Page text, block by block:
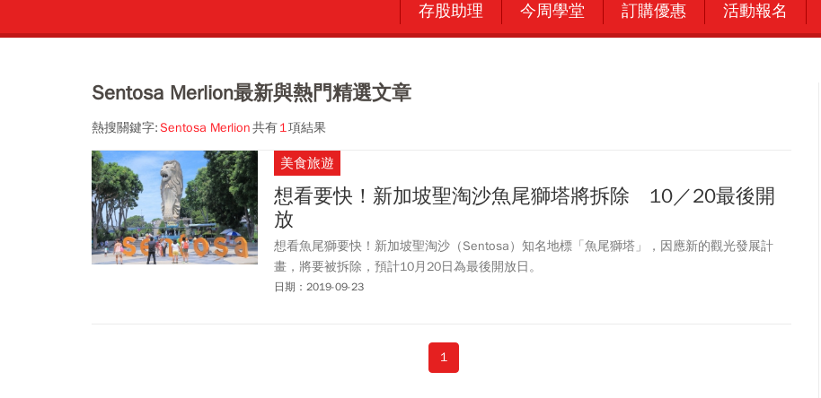
存股助理 今周學堂 訂購優惠 活動報名
Sentosa Merlion最新與熱門精選文章
熱搜關鍵字:Sentosa Merlion共有1項結果
美食旅遊
想看要快！新加坡聖淘沙魚尾獅塔將拆除 10／20最後開
放
想看魚尾獅要快！新加坡聖淘沙（Sentosa）知名地標「魚尾獅塔」，因應新的觀光發展計
畫，將要被拆除，預計10月20日為最後開放日。
日期：2019-09-23
1